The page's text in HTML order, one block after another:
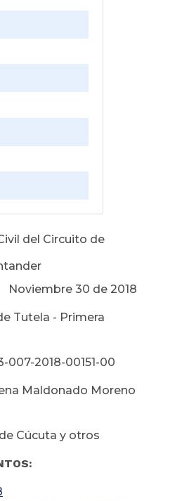
del Circuito de
Noviembre 30 de 2018
Tutela - Primera
007-2018-00151-00
Maldonado Moreno
Cúcuta y otros